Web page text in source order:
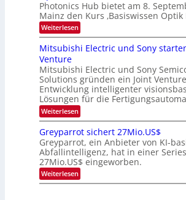
a
c
h
s
u
i
m
e
r
s
t
e
n
H
a
l
b
j
a
e
u
s
-
S
e
n
a
r
E
i
n
s
a
t
n
m
m
t
i
n
d
e
r
D
A
C
H
Photonics Hub bietet am 8.
Mainz den Kurs ‚Basiswissen Optik
Weiterlesen:
O
p
t
k
-
K
u
r
s
v
o
n
P
h
o
t
o
Mitsubishi Electric und Sony
Venture
Mitsubishi Electric und Sony
Solutions gründen ein Joint
Entwicklung intelligenter
Lösungen für die
Weiterlesen:
M
t
s
u
b
i
s
Greyparrot sichert 27Mio.US$
Greyparrot, ein Anbieter von KI-
Abfallintelligenz, hat in einer
27Mio.US$ eingeworben.
Weiterlesen:
G